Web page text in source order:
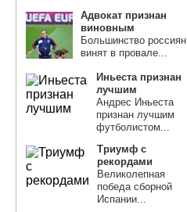
Адвокат признан
виновным
Большинство россиян
винят в провале...
Иньеста признан
лучшим
Андрес Иньеста
признан лучшим
футболистом...
Триумф с
рекордами
Великолепная
победа сборной
Испании...